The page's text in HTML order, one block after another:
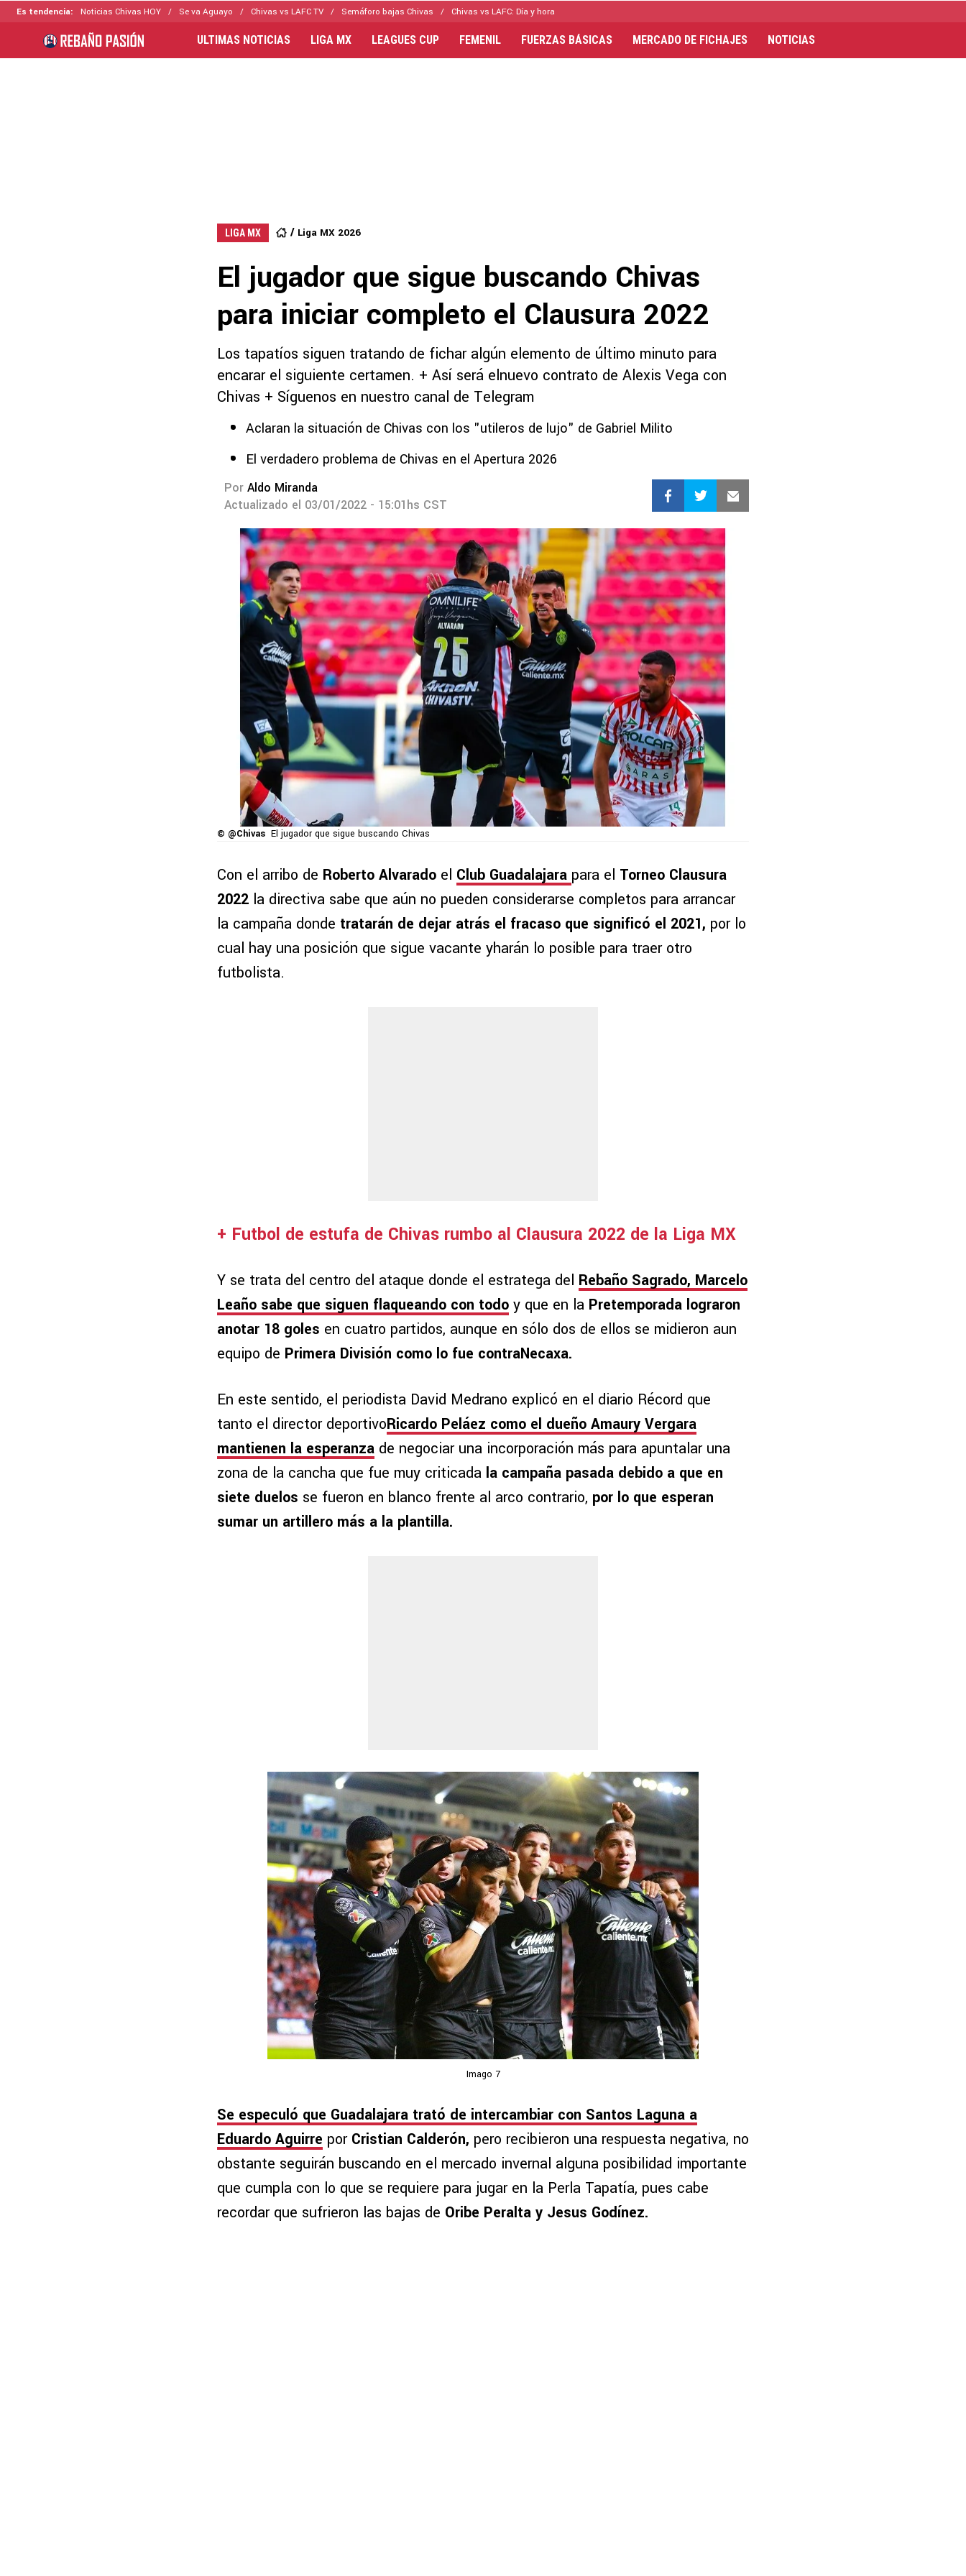
Es tendencia: Noticias Chivas HOY Se va Aguayo Chivas vs LAFC TV Semáforo bajas Chivas Chivas vs LAFC: Día y hora
ULTIMAS NOTICIAS LIGA MX LEAGUES CUP FEMENIL FUERZAS BÁSICAS MERCADO DE FICHAJES NOTICIAS
LIGA MX Liga MX 2026
El jugador que sigue buscando Chivas
para iniciar completo el Clausura 2022
Los tapatíos siguen tratando de fichar algún elemento de último minuto para
encarar el siguiente certamen. + Así será elnuevo contrato de Alexis Vega con
Chivas + Síguenos en nuestro canal de Telegram
Aclaran la situación de Chivas con los "utileros de lujo" de Gabriel Milito
El verdadero problema de Chivas en el Apertura 2026
Por Aldo Miranda
Actualizado el 03/01/2022 - 15:01hs CST
© @Chivas El jugador que sigue buscando Chivas
Con el arribo de Roberto Alvarado el Club Guadalajara para el Torneo Clausura
2022 la directiva sabe que aún no pueden considerarse completos para arrancar
la campaña donde tratarán de dejar atrás el fracaso que significó el 2021, por lo
cual hay una posición que sigue vacante yharán lo posible para traer otro
futbolista.
+ Futbol de estufa de Chivas rumbo al Clausura 2022 de la Liga MX
Y se trata del centro del ataque donde el estratega del Rebaño Sagrado, Marcelo
Leaño sabe que siguen flaqueando con todo y que en la Pretemporada lograron
anotar 18 goles en cuatro partidos, aunque en sólo dos de ellos se midieron aun
equipo de Primera División como lo fue contraNecaxa.
En este sentido, el periodista David Medrano explicó en el diario Récord que
tanto el director deportivoRicardo Peláez como el dueño Amaury Vergara
mantienen la esperanza de negociar una incorporación más para apuntalar una
zona de la cancha que fue muy criticada la campaña pasada debido a que en
siete duelos se fueron en blanco frente al arco contrario, por lo que esperan
sumar un artillero más a la plantilla.
Imago 7
Se especuló que Guadalajara trató de intercambiar con Santos Laguna a
Eduardo Aguirre por Cristian Calderón, pero recibieron una respuesta negativa, no
obstante seguirán buscando en el mercado invernal alguna posibilidad importante
que cumpla con lo que se requiere para jugar en la Perla Tapatía, pues cabe
recordar que sufrieron las bajas de Oribe Peralta y Jesus Godínez.